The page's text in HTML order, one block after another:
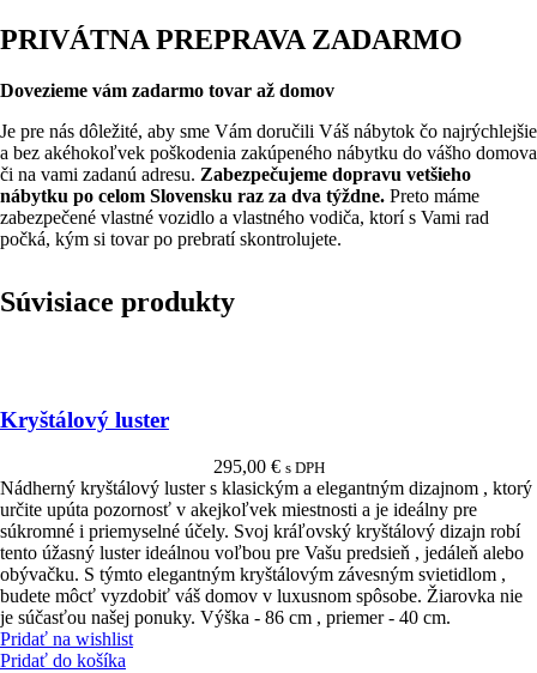
PRIVÁTNA PREPRAVA ZADARMO
Dovezieme vám zadarmo tovar až domov
Je pre nás dôležité, aby sme Vám doručili Váš nábytok čo najrýchlejšie
a bez akéhokoľvek poškodenia zakúpeného nábytku do vášho domova
či na vami zadanú adresu. Zabezpečujeme dopravu vetšieho
nábytku po celom Slovensku raz za dva týždne. Preto máme
zabezpečené vlastné vozidlo a vlastného vodiča, ktorí s Vami rad
počká, kým si tovar po prebratí skontrolujete.
Súvisiace produkty
Kryštálový luster
295,00 € s DPH
Nádherný kryštálový luster s klasickým a elegantným dizajnom , ktorý
určite upúta pozornosť v akejkoľvek miestnosti a je ideálny pre
súkromné i priemyselné účely. Svoj kráľovský kryštálový dizajn robí
tento úžasný luster ideálnou voľbou pre Vašu predsieň , jedáleň alebo
obývačku. S týmto elegantným kryštálovým závesným svietidlom ,
budete môcť vyzdobiť váš domov v luxusnom spôsobe. Žiarovka nie
je súčasťou našej ponuky. Výška - 86 cm , priemer - 40 cm.
Pridať na wishlist
Pridať do košíka